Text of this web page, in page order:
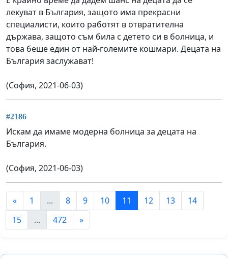
лекуват в България, защото има прекрасни
специалисти, които работят в отвратителна
държава, защото съм била с детето си в болница, и
това беше един от най-големите кошмари. Децата на
България заслужават!
(София, 2021-06-03)
#2186
Искам да имаме модерна болница за децата на
България.
(София, 2021-06-03)
« 1 ... 8 9 10 11 12 13
14
15
... 472 »